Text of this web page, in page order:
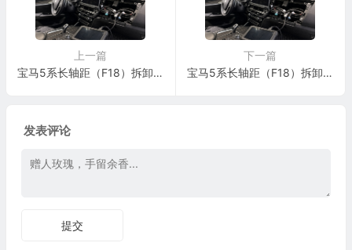
上一篇
宝马5系长轴距（F18）拆卸和安装或更新扬声器施工与复检标准
下一篇
宝马5系长轴距（F18）拆卸和安装或更新扬声器施工与复检标准
发表评论